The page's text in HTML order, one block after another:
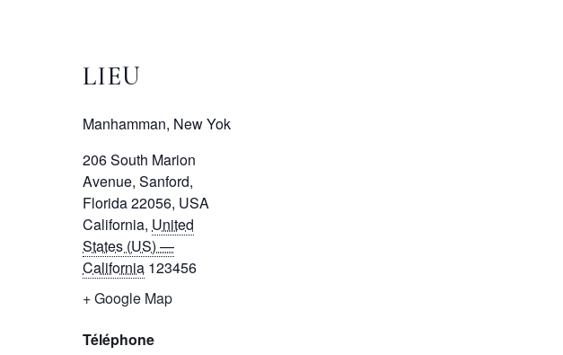
LIEU
Manhamman, New Yok
206 South Marion
Avenue, Sanford,
Florida 22056, USA
California, United
States (US) —
California 123456
+ Google Map
Téléphone